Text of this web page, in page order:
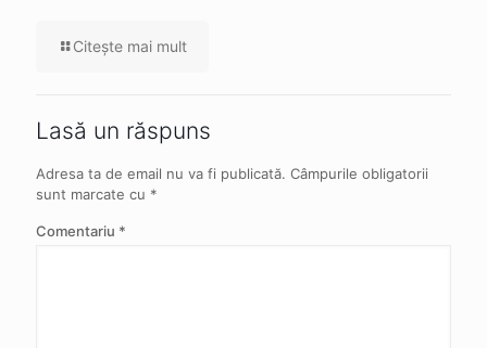
Citeşte mai mult
Lasă un răspuns
Adresa ta de email nu va fi publicată. Câmpurile obligatorii
sunt marcate cu *
Comentariu *